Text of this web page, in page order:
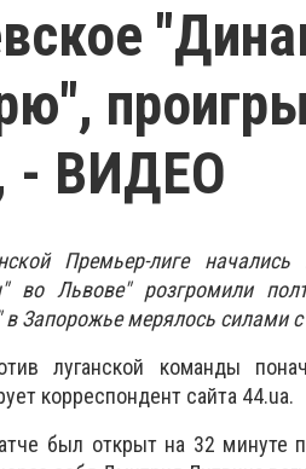
- ВИДЕО
Премьер-лиге
во Львове" розгромили
Запорожье мерялось силами с
луганской команды
корреспондент сайта 44.ua.
был открыт на 32 минуте